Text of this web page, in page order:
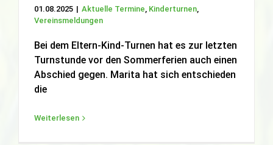
Personelle Änderung beim Eltern-Kind-
Aktuelle Termine Kinderturnen Vereinsmeldungen
01.08.2025 | Aktuelle Termine, Kinderturnen,
Vereinsmeldungen
Bei dem Eltern-Kind-Turnen hat es zur letzten
Turnstunde vor den Sommerferien auch einen
Abschied gegen. Marita hat sich entschieden
die
Weiterlesen